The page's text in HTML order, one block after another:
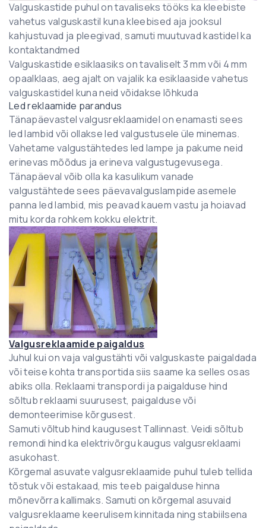
Valguskastide puhul on tavaliseks tööks ka kleebiste
vahetus valguskastil kuna kleebised aja jooksul
kahjustuvad ja pleegivad, samuti muutuvad kastidel ka
kontaktandmed
Valguskastide esiklaasiks on tavaliselt 3 mm või 4 mm
opaalklaas, aeg ajalt on vajalik ka esiklaaside vahetus
valguskastidel kuna neid võidakse lõhkuda
Led reklaamide parandus
Tänapäevastel valgusreklaamidel on enamasti sees
led lambid või ollakse led valgustusele üle minemas.
Vahetame valgustähtedes led lampe ja pakume neid
erinevas mõõdus ja erineva valgustugevusega.
Tänapäeval võib olla ka kasulikum vanade
valgustähtede sees päevavalguslampide asemele
panna led lambid, mis peavad kauem vastu ja hoiavad
mitu korda rohkem kokku elektrit.
Valgusreklaamide paigaldus
Juhul kui on vaja valgustähti või valguskaste paigaldada
või teise kohta transportida siis saame ka selles osas
abiks olla. Reklaami transpordi ja paigalduse hind
sõltub reklaami suurusest, paigalduse või
demonteerimise kõrgusest.
Samuti võltub hind kaugusest Tallinnast. Veidi sõltub
remondi hind ka elektrivõrgu kaugus valgusreklaami
asukohast.
Kõrgemal asuvate valgusreklaamide puhul tuleb tellida
tõstuk või estakaad, mis teeb paigalduse hinna
mõnevõrra kallimaks. Samuti on kõrgemal asuvaid
valgusreklaame keerulisem kinnitada ning stabiilsena